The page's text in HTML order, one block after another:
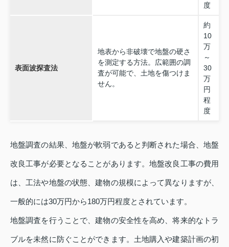
度
表面波探査法
地表から非破壊で地盤の硬さ
を測定する方法。広範囲の調
査が可能で、土地を傷つけま
せん。
約
10
万
～
30
万
円
程
度
地盤調査の結果、地盤が軟弱であると判断された場合、地盤
改良工事が必要となることがあります。地盤改良工事の費用
は、工法や地盤の状態、建物の規模によって異なりますが、
一般的には30万円から180万円程度とされています。
地盤調査を行うことで、建物の安全性を高め、将来的なトラ
ブルを未然に防ぐことができます。土地購入や建築計画の初